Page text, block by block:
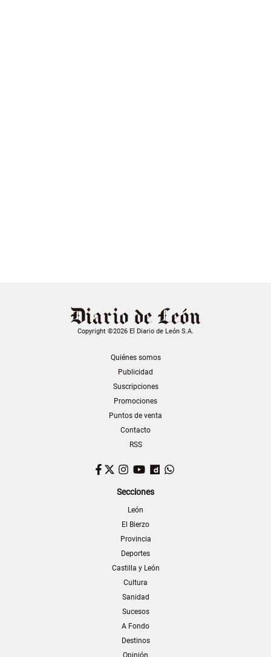
Copyright ©2026 El Diario de León S.A.
Quiénes somos
Publicidad
Suscripciones
Promociones
Puntos de venta
Contacto
RSS
Facebook
TwitterInstagram
YouTubeDailymotion
Secciones
León
El Bierzo
Provincia
Deportes
Castilla y León
Cultura
Sanidad
Sucesos
A Fondo
Destinos